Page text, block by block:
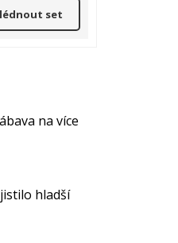
set
na více
hladší